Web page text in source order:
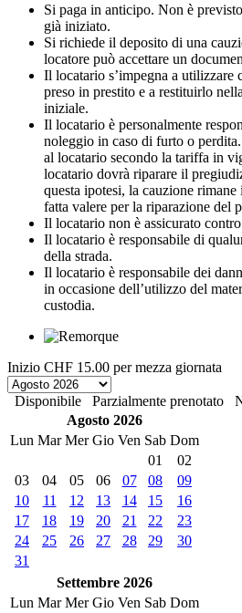
Si paga in anticipo. Non è
già iniziato.
Si richiede il deposito di una
locatore può accettare un
Il locatario s’impegna a utilizzare
preso in prestito e a restituirlo
iniziale.
Il locatario è personalmente
noleggio in caso di furto o
al locatario secondo la tariffa in
locatario dovrà riparare il
questa ipotesi, la cauzione rimane
fatta valere per la riparazione del
Il locatario non è assicurato
Il locatario è responsabile di
della strada.
Il locatario è responsabile dei
in occasione dell’utilizzo del
custodia.
Inizio CHF 15.00 per mezza giornata
Disponibile Parzialmente prenotato
Agosto 2026
Lun Mar Mer Gio Ven Sab Dom
01
02
03
04 05 06 07 08
09
10
11 12 13 14 15
16
17
18 19 20 21 22
23
24
25 26 27 28 29
30
31
Settembre 2026
Lun Mar Mer Gio Ven Sab Dom